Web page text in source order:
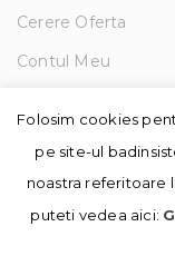
Cerere Oferta
Contul Meu
© Copyright -
Folosim cookies
pe site-ul
noastra referitoare
puteti vedea aici: